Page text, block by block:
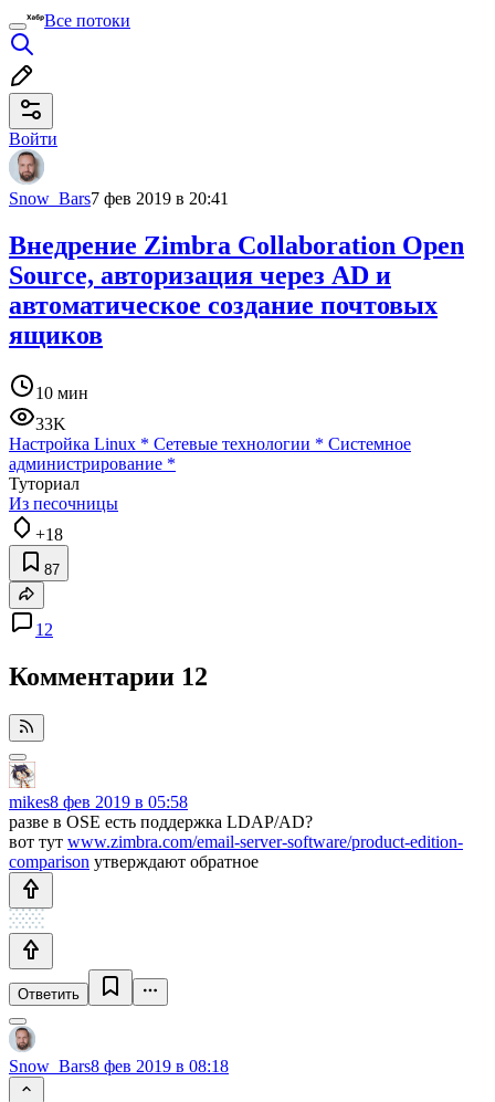
Все потоки
Войти
Snow_Bars7 фев 2019 в 20:41
Внедрение Zimbra Collaboration Open
Source, авторизация через AD и
автоматическое создание почтовых
ящиков
10 мин
33K
Настройка Linux * Сетевые технологии * Системное
администрирование *
Туториал
Из песочницы
+18
87
12
Комментарии 12
mikes8 фев 2019 в 05:58
разве в OSE есть поддержка LDAP/AD?
вот тут www.zimbra.com/email-server-software/product-edition-
comparison утверждают обратное
Ответить
Snow_Bars8 фев 2019 в 08:18